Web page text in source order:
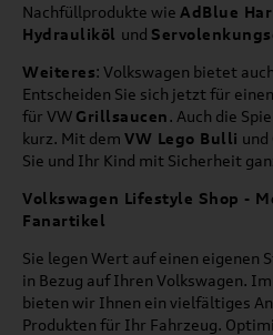
Nachfüllprodukte wie AdBlue
Hydrauliköl und
Weiteres: Volkswagen bietet
Entscheiden Sie sich jetzt für
für VW Grillsaucen. Auch die
kurz. Mit dem VW Lego Bulli und
Sie und Ihr Kind mit Sicherheit
Volkswagen Lifestyle Shop -
Fanartikel
Sie legen Wert auf einen eigenen
in Bezug auf Ihren Volkswagen.
bieten wir Ihnen ein vielfältiges
Produkten für Ihr Fahrzeug.